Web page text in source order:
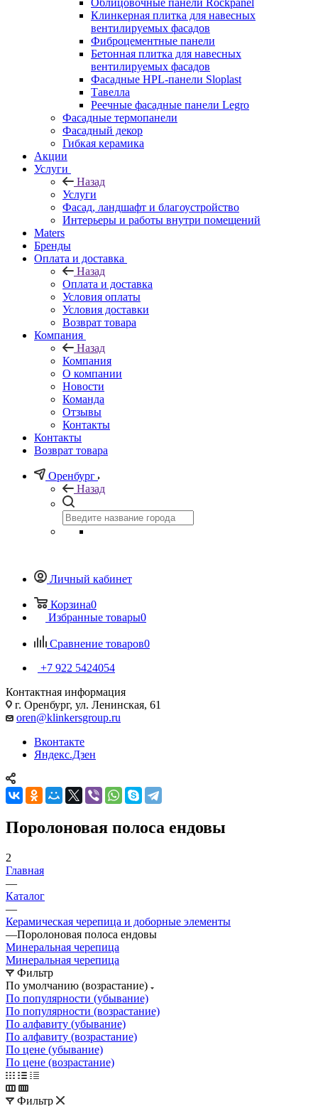
Облицовочные панели Rockpanel
Клинкерная плитка для навесных
вентилируемых фасадов
Фиброцементные панели
Бетонная плитка для навесных
вентилируемых фасадов
Фасадные HPL-панели Sloplast
Тавелла
Реечные фасадные панели Legro
Фасадные термопанели
Фасадный декор
Гибкая керамика
Акции
Услуги
Назад
Услуги
Фасад, ландшафт и благоустройство
Интерьеры и работы внутри помещений
Maters
Бренды
Оплата и доставка
Назад
Оплата и доставка
Условия оплаты
Условия доставки
Возврат товара
Компания
Назад
Компания
О компании
Новости
Команда
Отзывы
Контакты
Контакты
Возврат товара
Оренбург
Назад
Личный кабинет
Корзина0
Избранные товары0
Сравнение товаров0
+7 922 5424054
Контактная информация
г. Оренбург, ул. Ленинская, 61
oren@klinkersgroup.ru
Вконтакте
Яндекс.Дзен
Поролоновая полоса ендовы
2
Главная
—
Каталог
—
Керамическая черепица и доборные элементы
—Поролоновая полоса ендовы
Минеральная черепица
Минеральная черепица
Фильтр
По умолчанию (возрастание)
По популярности (убывание)
По популярности (возрастание)
По алфавиту (убывание)
По алфавиту (возрастание)
По цене (убывание)
По цене (возрастание)
Фильтр